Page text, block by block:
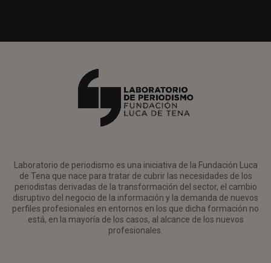
Laboratorio de periodismo es una iniciativa de la Fundación Luca
de Tena que nace para tratar de cubrir las necesidades de los
periodistas derivadas de la transformación del sector, el cambio
disruptivo del negocio de la información y la demanda de nuevos
perfiles profesionales en entornos en los que dicha formación no
está, en la mayoría de los casos, al alcance de los nuevos
profesionales.